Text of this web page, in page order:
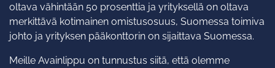
oltava vähintään 50 prosenttia ja yrityksellä on oltava
merkittävä kotimainen omistusosuus, Suomessa toimiva
johto ja yrityksen pääkonttorin on sijaittava Suomessa.
Meille Avainlippu on tunnustus siitä, että olemme